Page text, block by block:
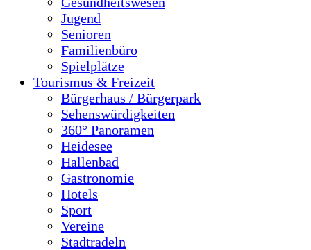
Jugend
Senioren
Familienbüro
Spielplätze
Tourismus & Freizeit
Bürgerhaus / Bürgerpark
Sehenswürdigkeiten
360° Panoramen
Heidesee
Hallenbad
Gastronomie
Hotels
Sport
Vereine
Stadtradeln